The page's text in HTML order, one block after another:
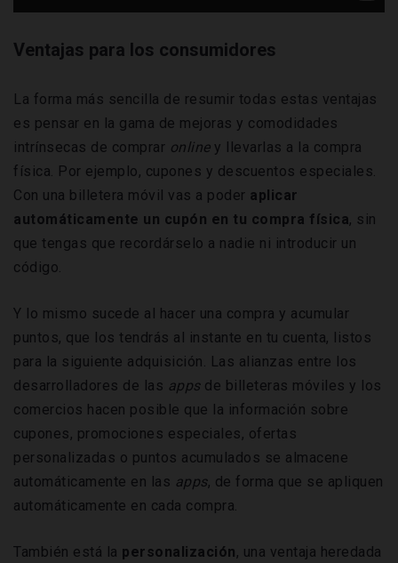
Ventajas para los consumidores
La forma más sencilla de resumir todas estas ventajas
es pensar en la gama de mejoras y comodidades
intrínsecas de comprar onliney llevarlas a la compra
física. Por ejemplo, cupones y descuentos especiales.
Con una billetera móvil vas a poder aplicar
automáticamente un cupón en tu compra física, sin
que tengas que recordárselo a nadie ni introducir un
código.
Y lo mismo sucede al hacer una compra y acumular
puntos, que los tendrás al instante en tu cuenta, listos
para la siguiente adquisición. Las alianzas entre los
desarrolladores de las appsde billeteras móviles y los
comercios hacen posible que la información sobre
cupones, promociones especiales, ofertas
personalizadas o puntos acumulados se almacene
automáticamente en las apps, de forma que se apliquen
automáticamente en cada compra.
También está la personalización, una ventaja heredada